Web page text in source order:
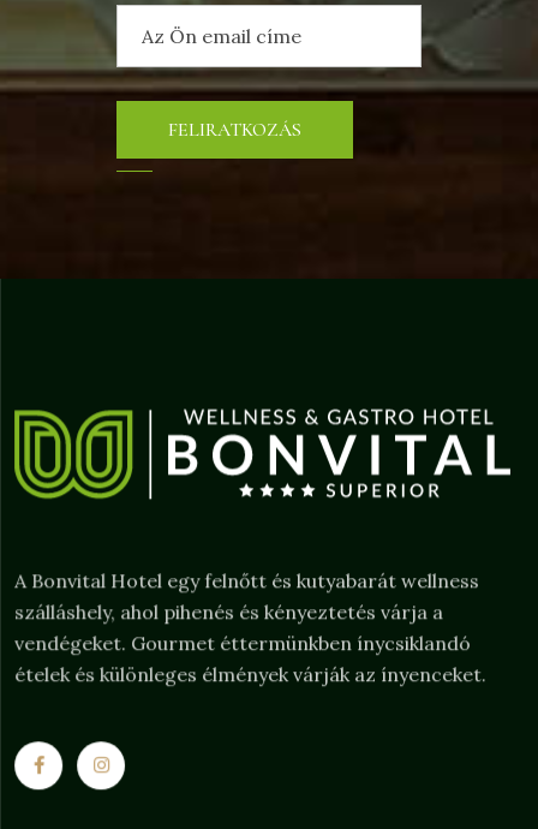
A Bonvital Hotel egy felnőtt és kutyabarát wellness
szálláshely, ahol pihenés és kényeztetés várja a
vendégeket. Gourmet éttermünkben ínycsiklandó
ételek és különleges élmények várják az ínyenceket.